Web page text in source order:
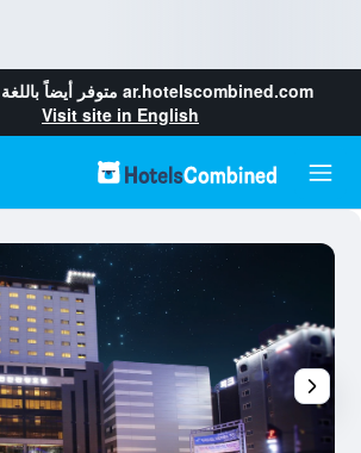
ar.hotelscombined.com متوفر أيضاً
Visit site in English